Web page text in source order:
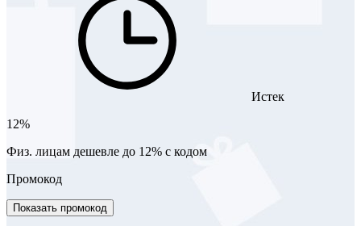
Истек
12%
Физ. лицам дешевле до 12% с кодом
Промокод
Показать промокод